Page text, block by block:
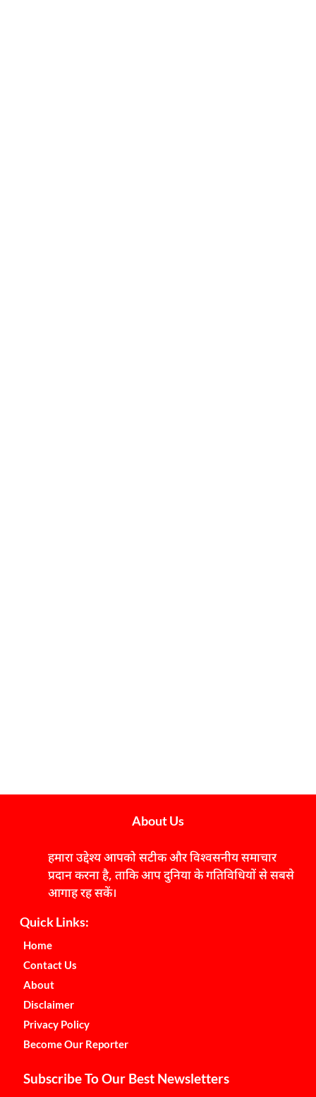
About Us
हमारा उद्देश्य आपको सटीक और विश्वसनीय समाचार
प्रदान करना है, ताकि आप दुनिया के गतिविधियों से सबसे
आगाह रह सकें।
Quick Links:
Home
Contact Us
About
Disclaimer
Privacy Policy
Become Our Reporter
Subscribe To Our Best Newsletters